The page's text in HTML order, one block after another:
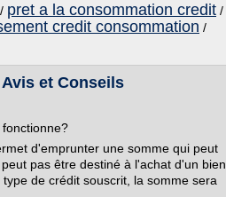
/ pret a la consommation credit /
credit consommation /
et Conseils
d'emprunter une somme qui peut
pas être destiné à l'achat d'un bien
de crédit souscrit, la somme sera